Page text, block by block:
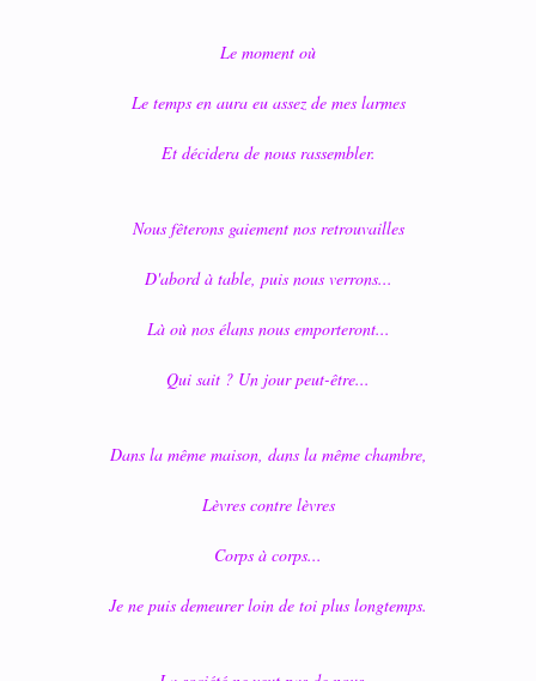
Le moment où
Le temps en aura eu assez de mes larmes
Et décidera de nous rassembler.
Nous fêterons gaiement nos retrouvailles
D'abord à table, puis nous verrons...
Là où nos élans nous emporteront...
Qui sait ? Un jour peut-être...
Dans la même maison, dans la même chambre,
Lèvres contre lèvres
Corps à corps...
Je ne puis demeurer loin de toi plus longtemps.